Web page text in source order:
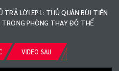
TRẢ LỜI EP1: THỦ QUÂN BÙI TIẾN
PHÒNG THAY ĐỒ THỂ
VIDEO SAU